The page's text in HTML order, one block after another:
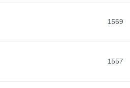
1569
1557